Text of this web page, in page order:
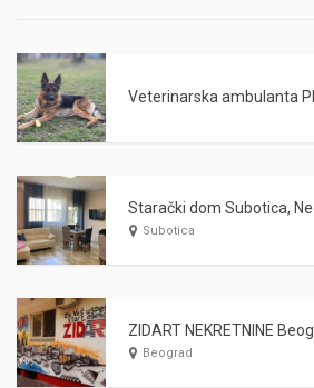
Veterinarska ambulanta
Subotica
ZIDART NEKRETNINE
Beograd